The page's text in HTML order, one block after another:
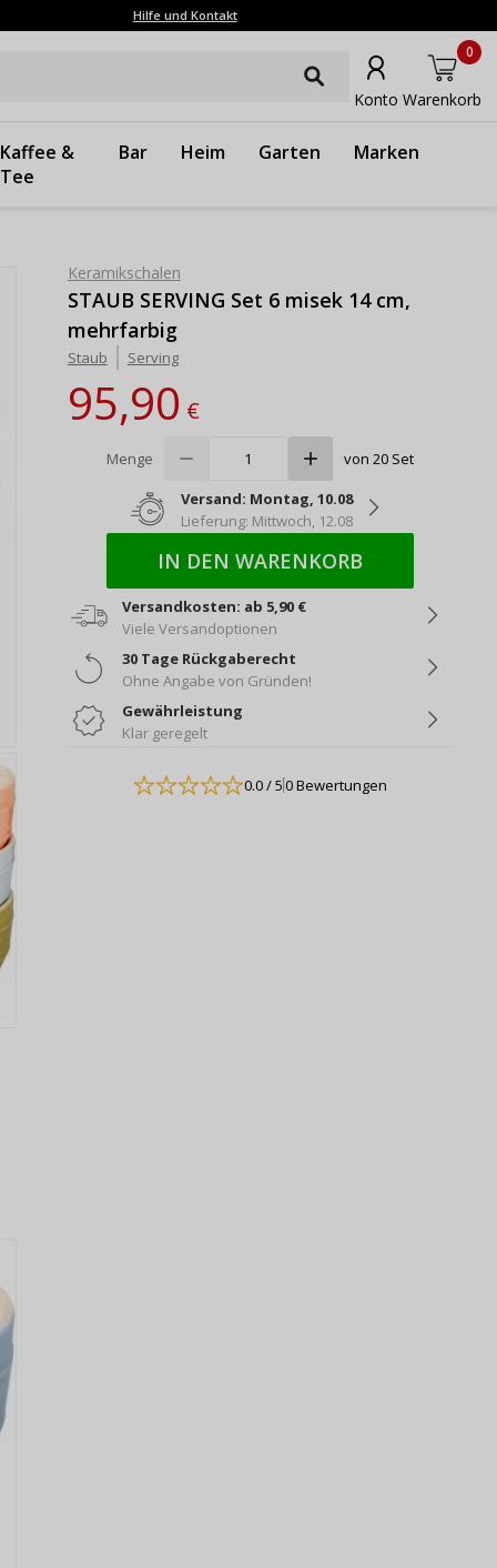
Hilfe und Kontakt
Konto Warenkorb
0
Kaffee &
Tee
Bar Heim Garten Marken
Keramikschalen
STAUB SERVING Set 6 misek 14 cm,
mehrfarbig
Staub Serving
95,90€
Menge von 20 Set
Versand: Montag, 10.08
Lieferung: Mittwoch, 12.08
IN DEN WARENKORB
Versandkosten: ab 5,90 €
Viele Versandoptionen
30 Tage Rückgaberecht
Ohne Angabe von Gründen!
Gewährleistung
Klar geregelt
0.0/ 50 Bewertungen